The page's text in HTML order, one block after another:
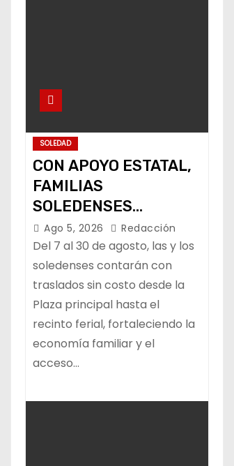
SOLEDAD
CON APOYO ESTATAL,
FAMILIAS
SOLEDENSES
CONTARÁN CON
TRANSPORTE
GRATUITO A LA
FENAPO
Ago 5, 2026 Redacción
Del 7 al 30 de agosto, las y los
soledenses contarán con
traslados sin costo desde la
Plaza principal hasta el
recinto ferial, fortaleciendo la
economía familiar y el
acceso…